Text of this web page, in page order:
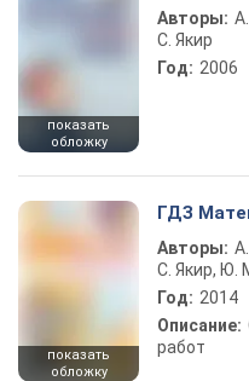
показать
обложку
Авторы:
С. Якир
Год: 2006
показать
обложку
ГДЗ
Авторы:
С. Якир, Ю.
Год: 2014
Описание:
работ